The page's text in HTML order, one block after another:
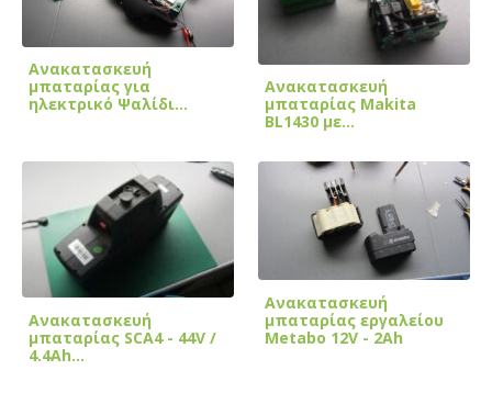
Ανακατασκευή
μπαταρίας για
ηλεκτρικό Ψαλίδι
Ανακατασκευή
μπαταρίας Makita
BL1430 με…
Ανακατασκευή
μπαταρίας SCA4 - 44V /
4.4Ah…
Ανακατασκευή
μπαταρίας εργαλείου
Metabo 12V - 2Ah